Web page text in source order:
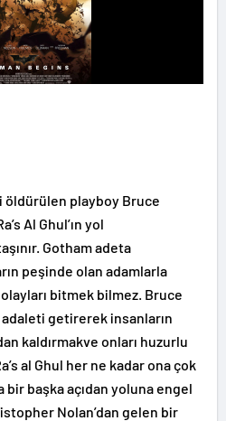
öldürülen playboy Bruce
Al Ghul’ın yol
Gotham adeta
peşinde olan adamlarla
bitmek bilmez. Bruce
adaleti getirerek insanların
kaldırmakve onları huzurlu
al Ghul her ne kadar ona çok
başka açıdan yoluna engel
Nolan’dan gelen bir